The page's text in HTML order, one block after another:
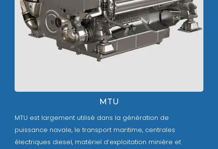
MTU
MTU est largement utilisé dans la génération de
puissance navale, le transport maritime, centrales
électriques diesel, matériel d’exploitation minière et